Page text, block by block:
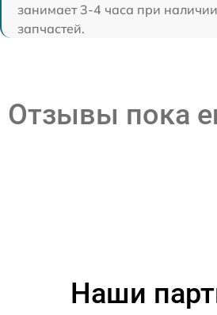
занимает 3-4 часа при
запчастей.
Отзывы пока
Наши